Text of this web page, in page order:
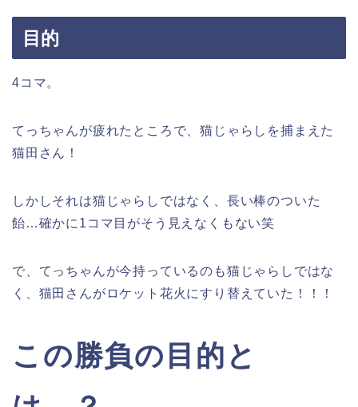
目的
4コマ。
てっちゃんが疲れたところで、猫じゃらしを捕まえた
猫田さん！
しかしそれは猫じゃらしではなく、長い棒のついた
飴…確かに1コマ目がそう見えなくもない笑
で、てっちゃんが今持っているのも猫じゃらしではな
く、猫田さんがロケット花火にすり替えていた！！！
この勝負の目的と